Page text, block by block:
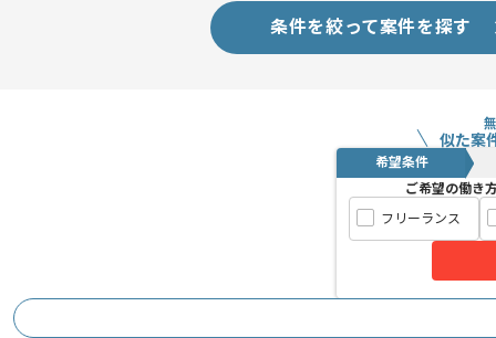
条件を絞って案件を探す
似た案
希望条件
ご希望の働き
フリーランス